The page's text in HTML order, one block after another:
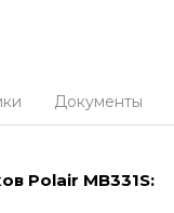
Документы
Polair MB331S: